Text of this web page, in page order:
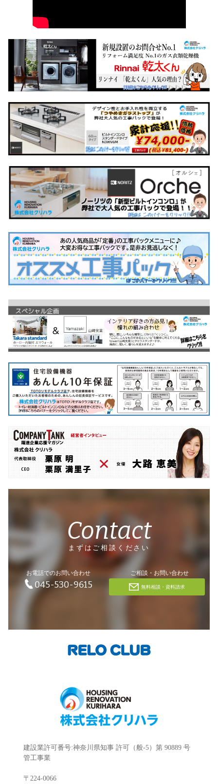
Contact
まずはご相談ください
お電話でのお問い合わせ
045-530-9615
ご相談・お問い合わせ
無料相談・資料請求
建設業許可番号:神奈川県知事 許可（般-5）第 90889 号
管工事業
〒224-0066